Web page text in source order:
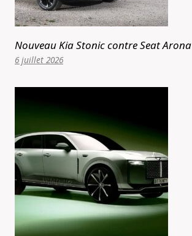
Nouveau Kia Stonic contre Seat Arona
6 juillet 2026